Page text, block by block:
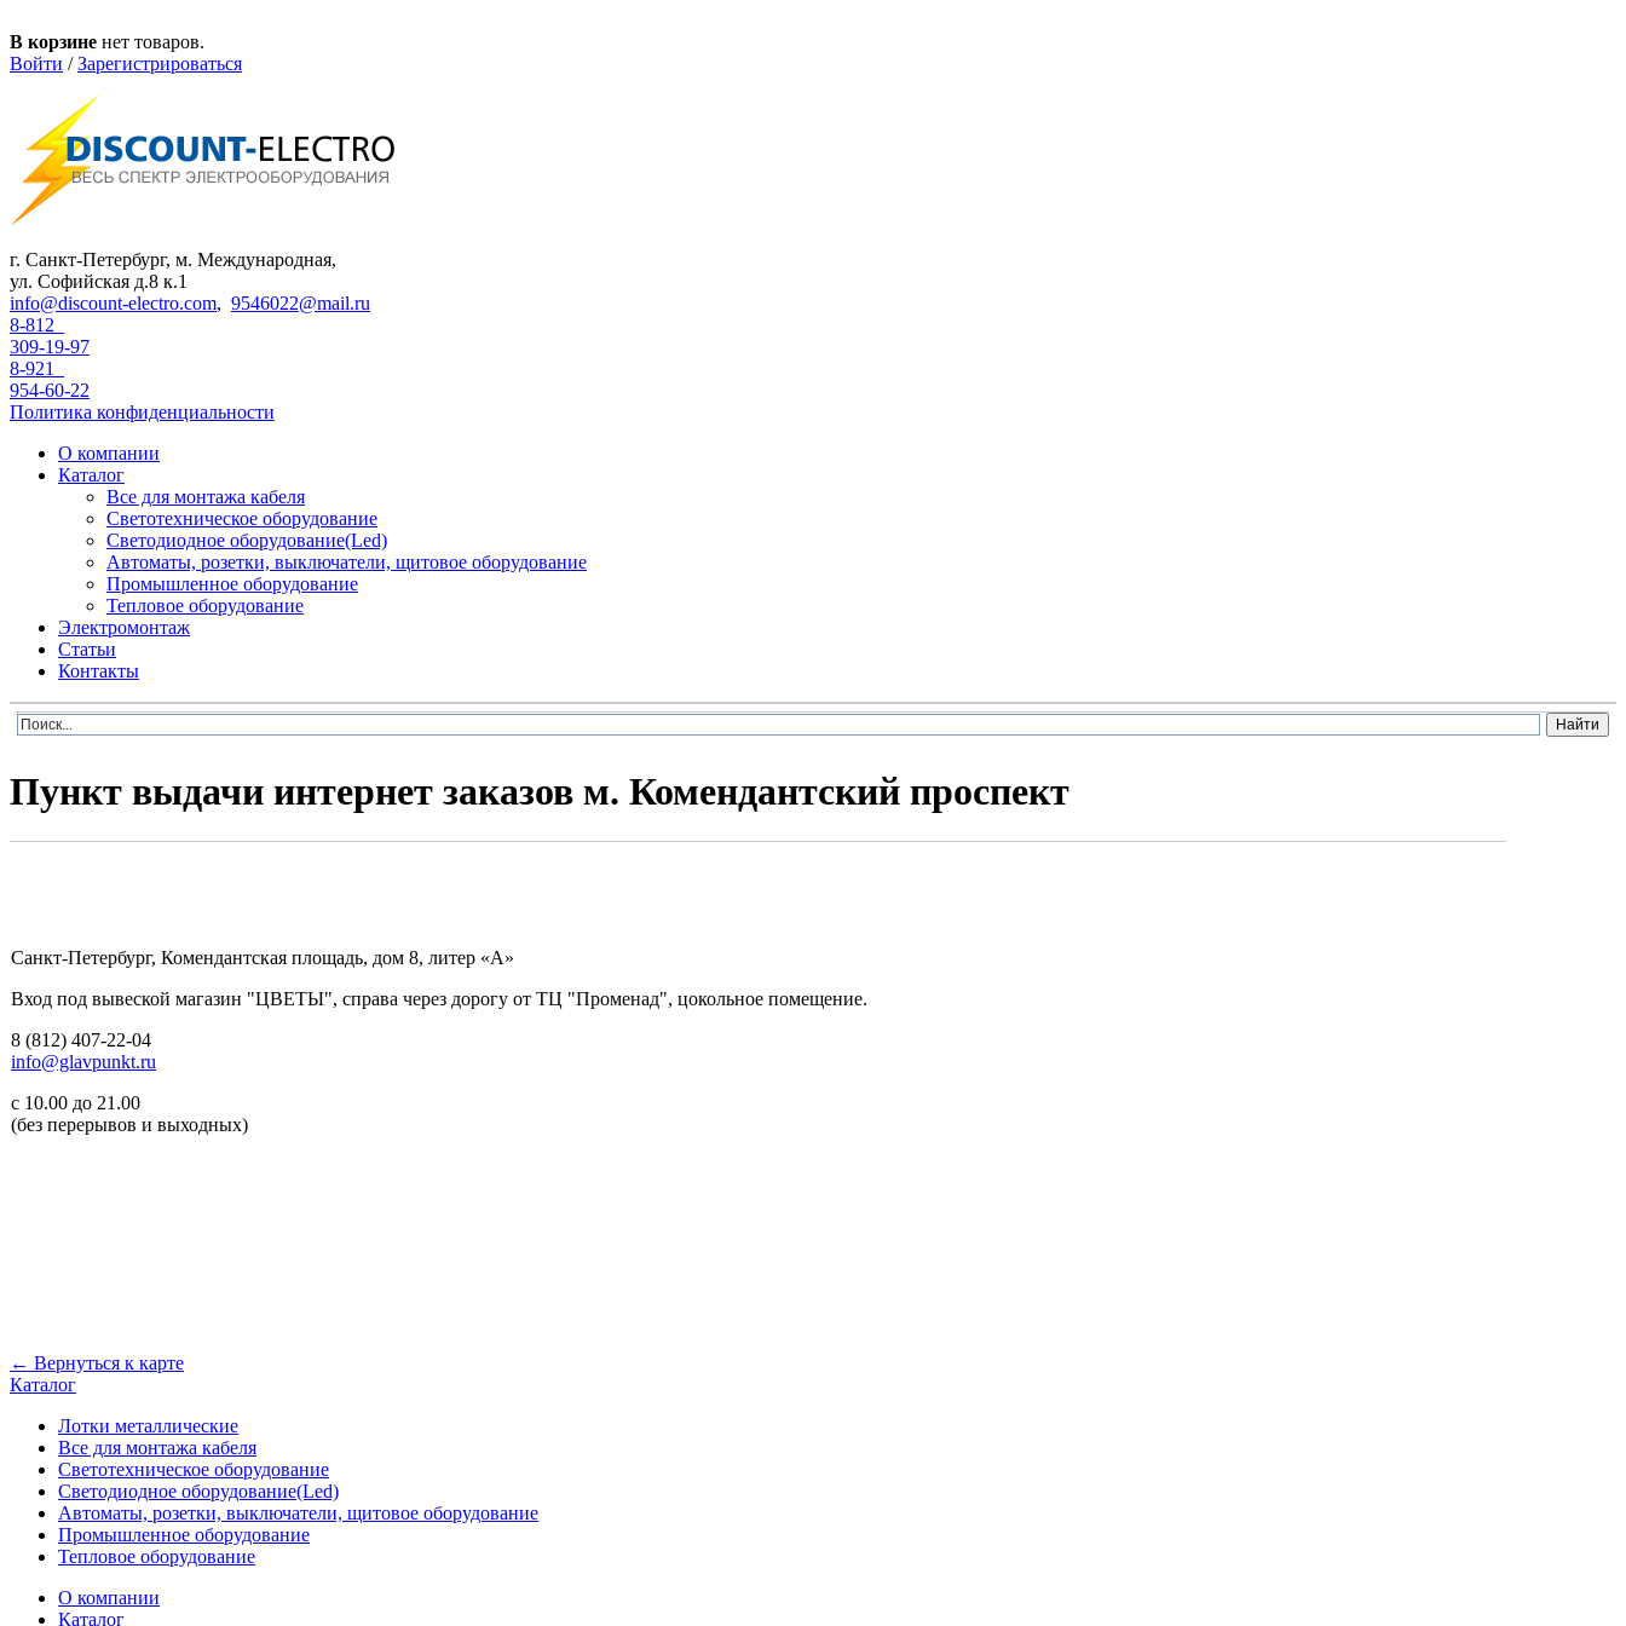
В корзине нет товаров.
Войти / Зарегистрироваться
г. Санкт-Петербург, м. Международная,
ул. Софийская д.8 к.1
info@discount-electro.com, 9546022@mail.ru
8-812
309-19-97
8-921
954-60-22
Политика конфиденциальности
О компании
Каталог
Все для монтажа кабеля
Светотехническое оборудование
Светодиодное оборудование(Led)
Автоматы, розетки, выключатели, щитовое оборудование
Промышленное оборудование
Тепловое оборудование
Электромонтаж
Статьи
Контакты
Пункт выдачи интернет заказов м. Комендантский проспект
Санкт-Петербург, Комендантская площадь, дом 8, литер «А»
Вход под вывеской магазин "ЦВЕТЫ", справа через дорогу от ТЦ "Променад", цокольное помещение.
8 (812) 407-22-04
info@glavpunkt.ru
с 10.00 до 21.00
(без перерывов и выходных)
← Вернуться к карте
Каталог
Лотки металлические
Все для монтажа кабеля
Светотехническое оборудование
Светодиодное оборудование(Led)
Автоматы, розетки, выключатели, щитовое оборудование
Промышленное оборудование
Тепловое оборудование
О компании
Каталог